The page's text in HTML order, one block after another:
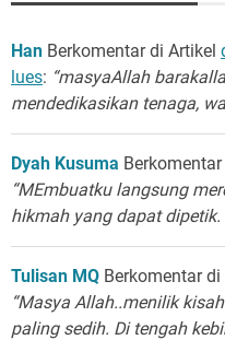
Han Berkomentar di Artikel
lues: “masyaAllah
mendedikasikan tenaga,
Dyah Kusuma
“MEmbuatku langsung
hikmah yang dapat dipetik.
Tulisan MQ Berkomentar di
“Masya Allah..menilik
paling sedih. Di tengah